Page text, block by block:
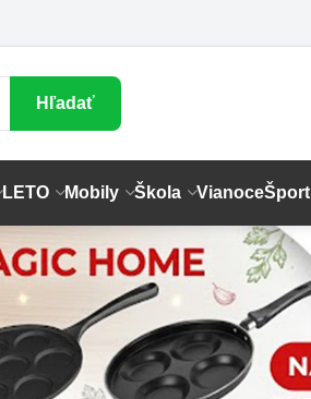
Hľadať
LETO Mobily Škola VianoceŠport